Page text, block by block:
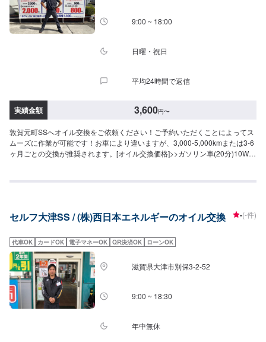
9:00 ~ 18:00
日曜・祝日
平均24時間で返信
実績金額 3,600円〜
敦賀元町SSへオイル交換をご依頼ください！ご予約いただくことによってス
ムーズに作業が可能です！お車により違いますが、3,000-5,000kmまたは3-6
ヶ月ごとの交換が推奨されます。[オイル交換価格]>>ガソリン車(20分)10W-
セルフ大津SS / (株)西日本エネルギーのオイル交換 -(-件)
代車OK カードOK 電子マネーOK QR決済OK ローンOK
滋賀県大津市別保3-2-52
9:00 ~ 18:30
年中無休